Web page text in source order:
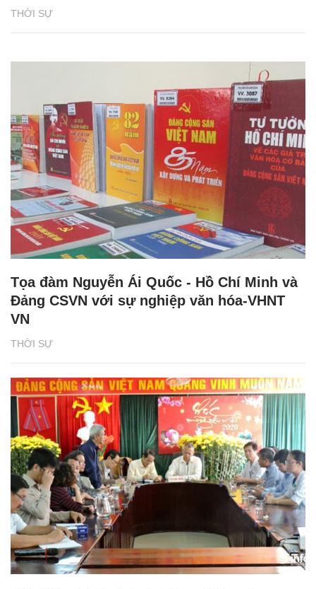
THỜI SỰ
THỜI SỰ
Tọa đàm Nguyễn Ái Quốc - Hồ Chí Minh và
Đảng CSVN với sự nghiệp văn hóa-VHNT
VN